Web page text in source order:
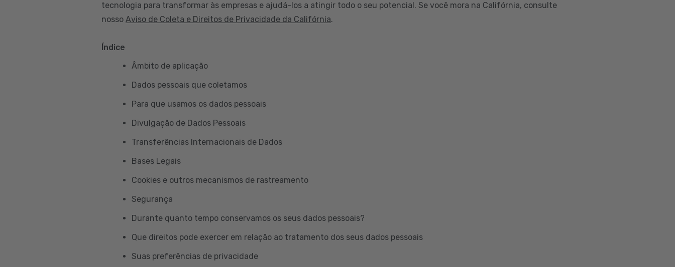
tecnologia para transformar às empresas e ajudá-los a atingir todo o seu potencial. Se você mora na Califórnia, consulte
nosso Aviso de Coleta e Direitos de Privacidade da Califórnia.
Índice
Âmbito de aplicação
Dados pessoais que coletamos
Para que usamos os dados pessoais
Divulgação de Dados Pessoais
Transferências Internacionais de Dados
Bases Legais
Cookies e outros mecanismos de rastreamento
Segurança
Durante quanto tempo conservamos os seus dados pessoais?
Que direitos pode exercer em relação ao tratamento dos seus dados pessoais
Suas preferências de privacidade